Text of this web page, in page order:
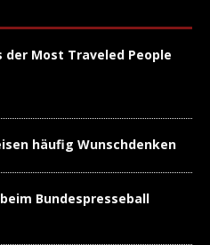
der Most Traveled People
häufig Wunschdenken
Bundespresseball